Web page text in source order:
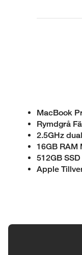
MacBook
Rymdgrå
2.5GHz
16GB RAM
512GB
Apple